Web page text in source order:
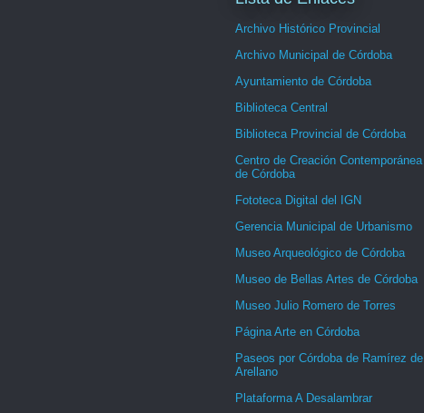
Archivo Histórico Provincial
Archivo Municipal de Córdoba
Ayuntamiento de Córdoba
Biblioteca Central
Biblioteca Provincial de Córdoba
Centro de Creación Contemporánea
de Córdoba
Fototeca Digital del IGN
Gerencia Municipal de Urbanismo
Museo Arqueológico de Córdoba
Museo de Bellas Artes de Córdoba
Museo Julio Romero de Torres
Página Arte en Córdoba
Paseos por Córdoba de Ramírez de
Arellano
Plataforma A Desalambrar